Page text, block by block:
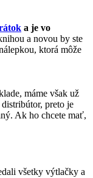
a je vo
a novou by ste
ktorá môže
máme však už
preto je
Ak ho chcete mať,
všetky výtlačky a